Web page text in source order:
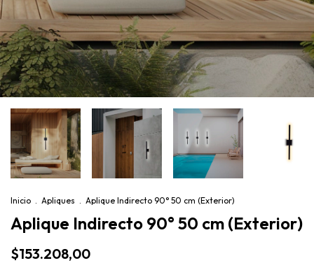
Inicio Apliques Aplique Indirecto 90° 50 cm (Exterior)
Aplique Indirecto 90° 50 cm (Exterior)
$153.208,00